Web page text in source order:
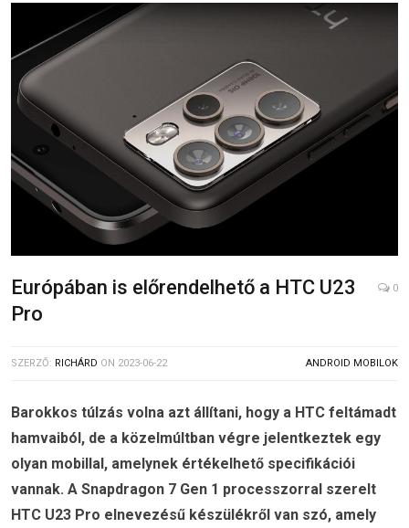
Európában is előrendelhető a HTC U23
Pro
0
SZERZŐ: RICHÁRD ON 2023-06-22 ANDROID MOBILOK
Barokkos túlzás volna azt állítani, hogy a HTC feltámadt
hamvaiból, de a közelmúltban végre jelentkeztek egy
olyan mobillal, amelynek értékelhető specifikációi
vannak. A Snapdragon 7 Gen 1 processzorral szerelt
HTC U23 Pro elnevezésű készülékről van szó, amely